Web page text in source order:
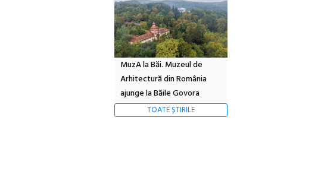
MuzA la Băi. Muzeul de
Arhitectură din România
ajunge la Băile Govora
TOATE ȘTIRILE